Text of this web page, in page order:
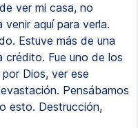
ver mi casa, no
aquí para verla.
Estuve más de una
crédito. Fue uno de los
Dios, ver ese
Pensábamos
esto. Destrucción,